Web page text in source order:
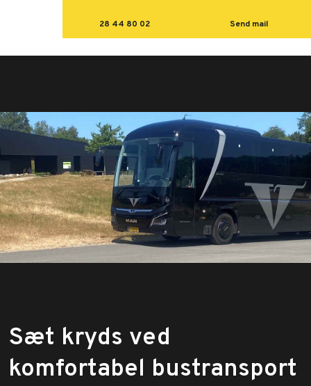
28 44 80 02 Send mail
Sæt kryds ved
komfortabel bustransport